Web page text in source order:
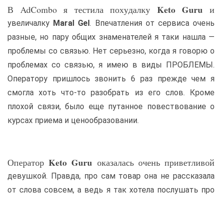
В AdCombo я тестила похудалку Keto Guru и
увеличалку Maral Gel. Впечатления от сервиса очень
разные, но пару общих знаменателей я таки нашла —
проблемы со связью. Нет серьезно, когда я говорю о
проблемах со связью, я имею в виды ПРОБЛЕМЫ.
Оператору пришлось звонить 6 раз прежде чем я
смогла хоть что-то разобрать из его слов. Кроме
плохой связи, было еще путанное повествование о
курсах приема и ценообразовании.
ОператорKeto Guru оказалась очень приветливой
девушкой. Правда, про сам товар она не рассказала
от слова совсем, а ведь я так хотела послушать про